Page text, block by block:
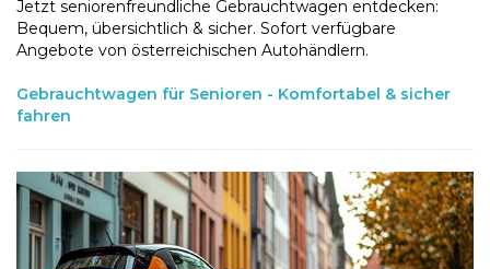
Jetzt seniorenfreundliche Gebrauchtwagen entdecken:
Bequem, übersichtlich & sicher. Sofort verfügbare
Angebote von österreichischen Autohändlern.
Gebrauchtwagen für Senioren - Komfortabel & sicher
fahren